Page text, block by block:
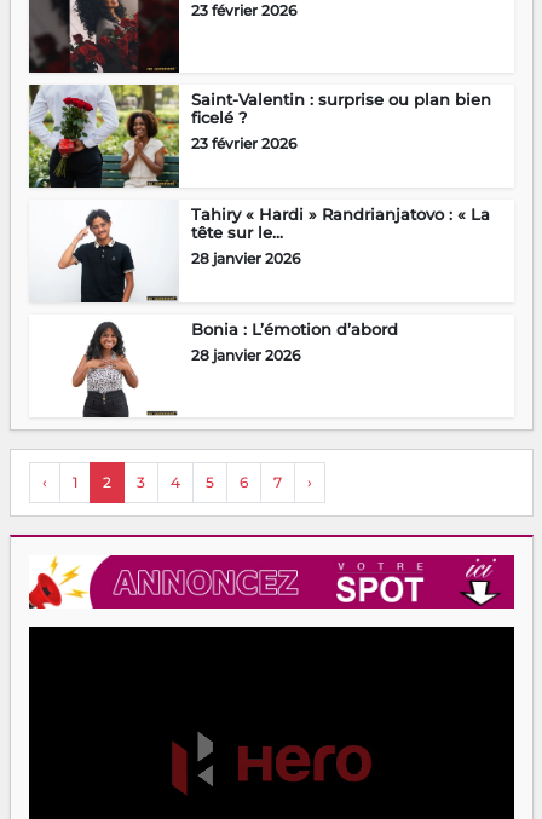
23 février 2026
Saint-Valentin : surprise ou plan bien
ficelé ?
23 février 2026
Tahiry « Hardi » Randrianjatovo : « La
tête sur le...
28 janvier 2026
Bonia : L’émotion d’abord
28 janvier 2026
‹ 1 2 3 4 5 6 7 ›